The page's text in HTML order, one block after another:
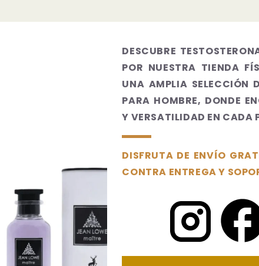
DESCUBRE
POR NUESTRA TIENDA
UNA AMPLIA SELECCIÓN
PARA HOMBRE, DONDE
Y VERSATILIDAD EN CADA
DISFRUTA DE ENVÍO
CONTRA ENTREGA Y